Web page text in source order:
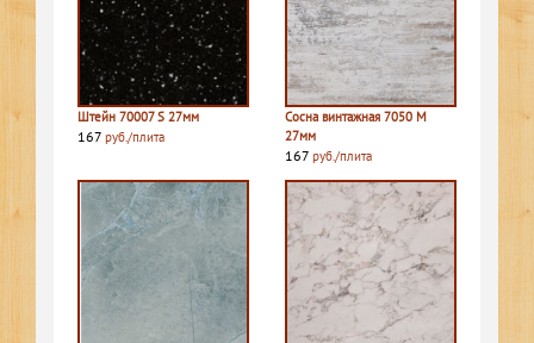
Штейн 70007 S 27мм
167 руб./плита
Сосна винтажная 7050 M
27мм
167 руб./плита